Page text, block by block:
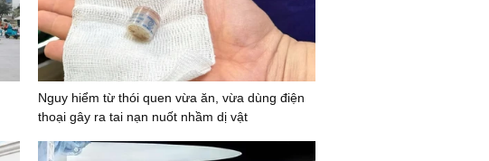
Nguy hiểm từ thói quen vừa ăn, vừa dùng điện
thoại gây ra tai nạn nuốt nhầm dị vật